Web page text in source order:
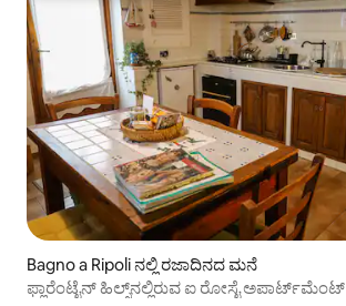
Bagno a Ripoli ನಲ್ಲಿ ರಜಾದಿನದ ಮನೆ
ಫ್ಲಾರೆಂಟೈನ್ ಹಿಲ್ಸ್‌ನಲ್ಲಿರುವ ಐ ರೋಸೈ ಅಪಾರ್ಟ್‌ಮೆಂಟ್